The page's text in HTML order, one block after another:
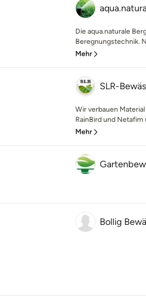
Die aqua.naturale
Beregnungstechnik.
Mehr
SLR-
Wir verbauen
RainBird und Netafim
Mehr
Bollig